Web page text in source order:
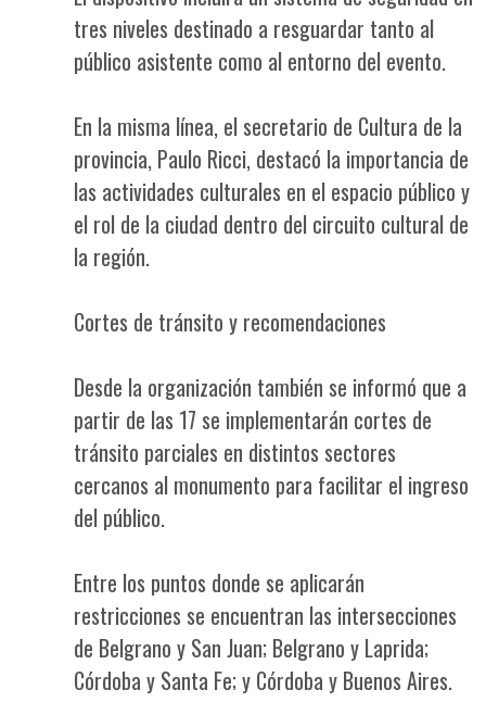
tres niveles destinado a resguardar tanto al
público asistente como al entorno del evento.
En la misma línea, el secretario de Cultura de la
provincia, Paulo Ricci, destacó la importancia de
las actividades culturales en el espacio público y
el rol de la ciudad dentro del circuito cultural de
la región.
Cortes de tránsito y recomendaciones
Desde la organización también se informó que a
partir de las 17 se implementarán cortes de
tránsito parciales en distintos sectores
cercanos al monumento para facilitar el ingreso
del público.
Entre los puntos donde se aplicarán
restricciones se encuentran las intersecciones
de Belgrano y San Juan; Belgrano y Laprida;
Córdoba y Santa Fe; y Córdoba y Buenos Aires.